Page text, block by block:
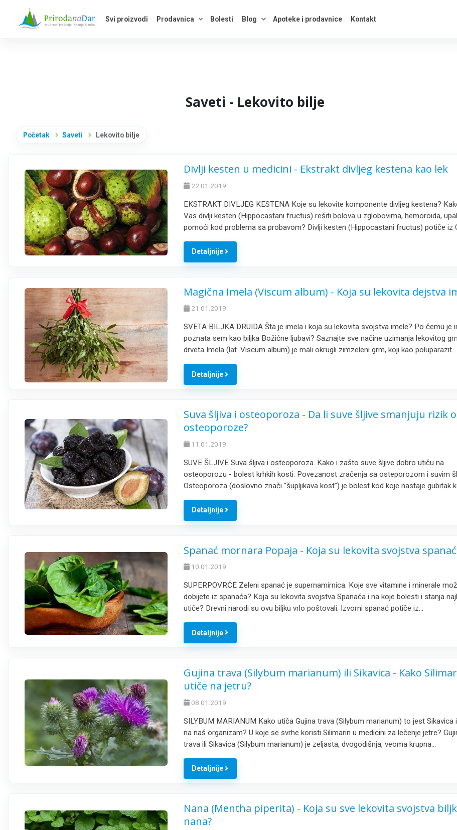
Svi proizvodi Prodavnica
Otvori kategorije
Bolesti Blog
Otvori savete
Apoteke i prodavnice Kontakt
Saveti - Lekovito bilje
Početak Saveti Lekovito bilje
Divlji kesten u medicini - Ekstrakt divljeg kestena kao lek
22.01.2019.
EKSTRAKT DIVLJEG KESTENA Koje su lekovite komponente divljeg kestena?
Vas divlji kesten (Hippocastani fructus) rešiti bolova u zglobovima, hemoroida,
pomoći kod problema sa probavom? Divlji kesten (Hippocastani fructus) potiče iz
Detaljnije
Magična Imela (Viscum album) - Koja su lekovita dejstva
21.01.2019.
SVETA BILJKA DRUIDA Šta je imela i koja su lekovita svojstva imele? Po čemu je
poznata sem kao biljka Božićne ljubavi? Saznajte sve načine uzimanja lekovitog
drveta Imela (lat. Viscum album) je mali okrugli zimzeleni grm, koji kao poluparazit…
Detaljnije
Suva šljiva i osteoporoza - Da li suve šljive smanjuju rizik
osteoporoze?
11.01.2019.
SUVE ŠLJIVE Suva šljiva i osteoporoza. Kako i zašto suve šljive dobro utiču na
osteoporozu - bolest krhkih kosti. Povezanost zračenja sa osteporozom i suvim
Osteoporoza (doslovno znači "šupljikava kost") je bolest kod koje nastaje gubitak
Detaljnije
Spanać mornara Popaja - Koja su lekovita svojstva
10.01.2019.
SUPERPOVRĆE Zeleni spanać je supernamirnica. Koje sve vitamine i minerale
dobijete iz spanaća? Koja su lekovita svojstva Spanaća i na koje bolesti i stanja
utiče? Drevni narodi su ovu biljku vrlo poštovali. Izvorni spanać potiče iz…
Detaljnije
Gujina trava (Silybum marianum) ili Sikavica - Kako
utiče na jetru?
08.01.2019.
SILYBUM MARIANUM Kako utiča Gujina trava (Silybum marianum) to jest Sikavica
na naš organizam? U koje se svrhe koristi Silimarin u medicini za lečenje jetre?
trava ili Sikavica (Silybum marianum) je zeljasta, dvogodišnja, veoma krupna…
Detaljnije
Nana (Mentha piperita) - Koja su sve lekovita svojstva
nana?